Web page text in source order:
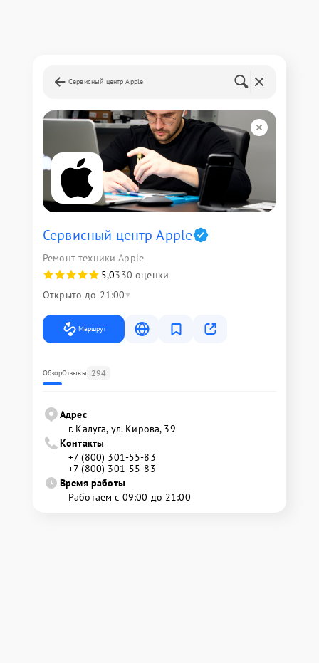
Сервисный центр Apple
Сервисный центр Apple
Ремонт техники Apple
5,0330 оценки
Открыто до 21:00
Маршрут
ОбзорОтзывы 294
Адрес
г. Калуга, ул. Кирова, 39
Контакты
+7 (800) 301-55-83
+7 (800) 301-55-83
Время работы
Работаем с 09:00 до 21:00